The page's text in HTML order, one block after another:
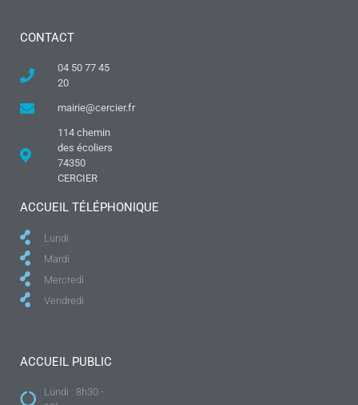
CONTACT
04 50 77 45
20
mairie@cercier.fr
114 chemin
des écoliers
74350
CERCIER
ACCUEIL TÉLÉPHONIQUE
Lundi
Mardi
Mercredi
Vendredi
ACCUEIL PUBLIC
Lundi : 8h30 -